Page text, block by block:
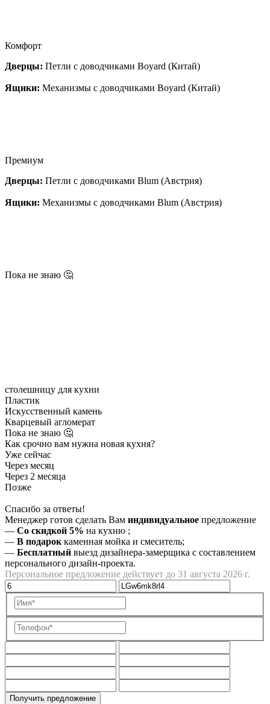
Комфорт
Дверцы: Петли с доводчиками Boyard (Китай)
Ящики: Механизмы с доводчиками Boyard (Китай)
Премиум
Дверцы: Петли с доводчиками Blum (Австрия)
Ящики: Механизмы с доводчиками Blum (Австрия)
Пока не знаю 🤔
столешницу для кухни
Пластик
Искусственный камень
Кварцевый агломерат
Пока не знаю 🤔
Как срочно вам нужна новая кухня?
Уже сейчас
Через месяц
Через 2 месяца
Позже
Спасибо за ответы!
Менеджер готов сделать Вам индивидуальное предложение
— Со скидкой 5% на кухню ;
— В подарок каменная мойка и смеситель;
— Бесплатный выезд дизайнера-замерщика с составлением
персонального дизайн-проекта.
Персональное предложение действует до 31 августа 2026 г.
Получить предложение